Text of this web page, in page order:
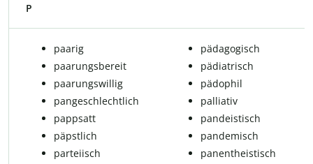
P
paa­rig
paarungs­be­reit
paa­rungs­wil­lig
pangeschlechtlich
papp­satt
päpstlich
par­tei­isch
pädagogisch
pädiatrisch
pädophil
palliativ
pandeistisch
pandemisch
pan­en­the­is­tisch